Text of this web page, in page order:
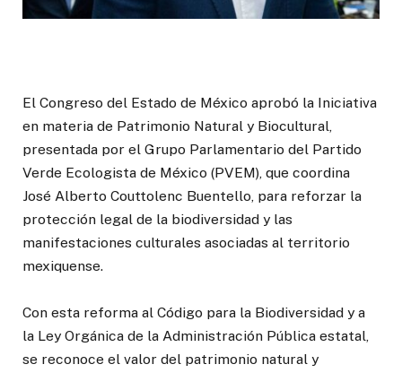
El Congreso del Estado de México aprobó la Iniciativa
en materia de Patrimonio Natural y Biocultural,
presentada por el Grupo Parlamentario del Partido
Verde Ecologista de México (PVEM), que coordina
José Alberto Couttolenc Buentello, para reforzar la
protección legal de la biodiversidad y las
manifestaciones culturales asociadas al territorio
mexiquense.
Con esta reforma al Código para la Biodiversidad y a
la Ley Orgánica de la Administración Pública estatal,
se reconoce el valor del patrimonio natural y